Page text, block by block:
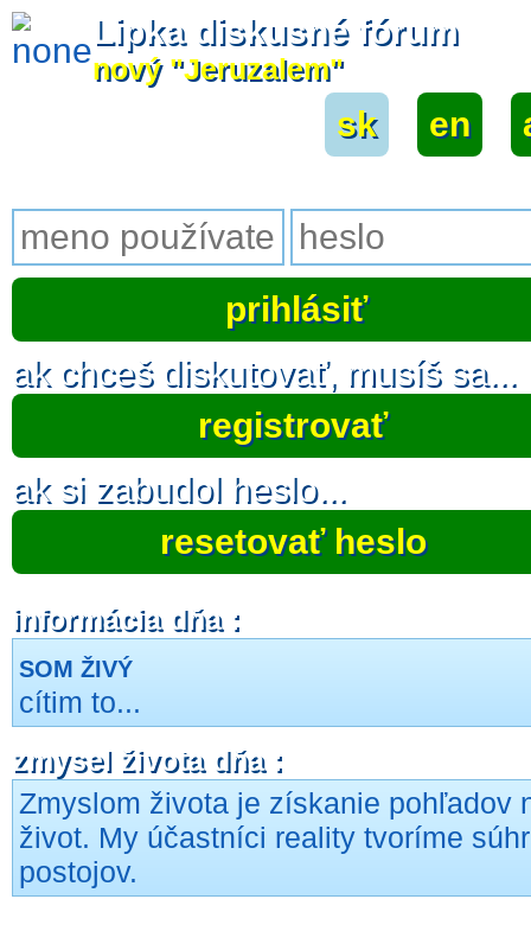
Lipka diskusné fórum
nový "Jeruzalem"
sk en
ak chceš diskutovať, musíš sa...
registrovať
ak si zabudol heslo...
resetovať heslo
informácia dňa :
SOM ŽIVÝ
cítim to...
zmysel života dňa :
Zmyslom života je získanie pohľadov
život. My účastníci reality tvoríme
postojov.